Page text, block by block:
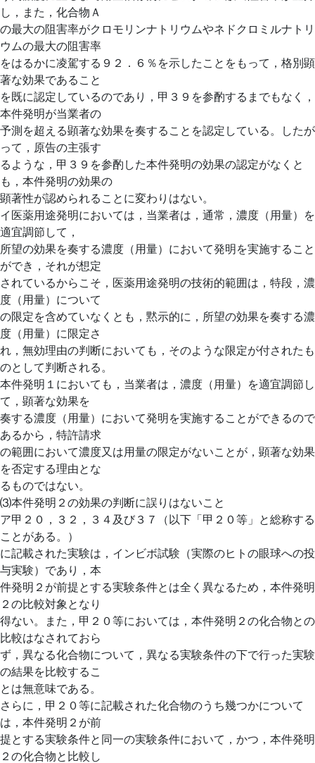
し，また，化合物Ａ
の最大の阻害率がクロモリンナトリウムやネドクロミルナトリ
ウムの最大の阻害率
をはるかに凌駕する９２．６％を示したことをもって，格別顕
著な効果であること
を既に認定しているのであり，甲３９を参酌するまでもなく，
本件発明が当業者の
予測を超える顕著な効果を奏することを認定している。したが
って，原告の主張す
るような，甲３９を参酌した本件発明の効果の認定がなくと
も，本件発明の効果の
顕著性が認められることに変わりはない。
イ医薬用途発明においては，当業者は，通常，濃度（用量）を
適宜調節して，
所望の効果を奏する濃度（用量）において発明を実施すること
ができ，それが想定
されているからこそ，医薬用途発明の技術的範囲は，特段，濃
度（用量）について
の限定を含めていなくとも，黙示的に，所望の効果を奏する濃
度（用量）に限定さ
れ，無効理由の判断においても，そのような限定が付されたも
のとして判断される。
本件発明１においても，当業者は，濃度（用量）を適宜調節し
て，顕著な効果を
奏する濃度（用量）において発明を実施することができるので
あるから，特許請求
の範囲において濃度又は用量の限定がないことが，顕著な効果
を否定する理由とな
るものではない。
⑶本件発明２の効果の判断に誤りはないこと
ア甲２０，３２，３４及び３７（以下「甲２０等」と総称する
ことがある。）
に記載された実験は，インビボ試験（実際のヒトの眼球への投
与実験）であり，本
件発明２が前提とする実験条件とは全く異なるため，本件発明
２の比較対象となり
得ない。また，甲２０等においては，本件発明２の化合物との
比較はなされておら
ず，異なる化合物について，異なる実験条件の下で行った実験
の結果を比較するこ
とは無意味である。
さらに，甲２０等に記載された化合物のうち幾つかについて
は，本件発明２が前
提とする実験条件と同一の実験条件において，かつ，本件発明
２の化合物と比較し